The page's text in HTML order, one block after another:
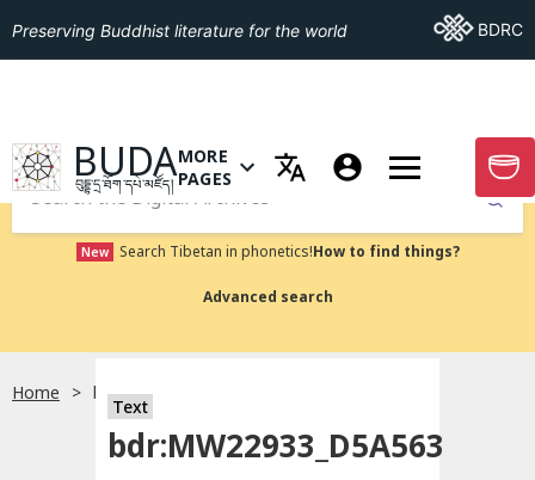
Preserving Buddhist literature for the world Go ToBDRC
GO TO HOMEPAGE
BUDA
བུདྡྷ་དྲ་ཐོག་དཔེ་མཛོད།
OPEN MENU OF MORE PAGES
MORE
PAGES
GO
Submit
New Search Tibetan in phonetics!How to find things?
Advanced search
Home bdr:MW22933_D5A563
Text
bdr:MW22933_D5A563